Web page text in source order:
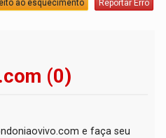
ao esquecimento Reportar Erro
(0)
e faça seu